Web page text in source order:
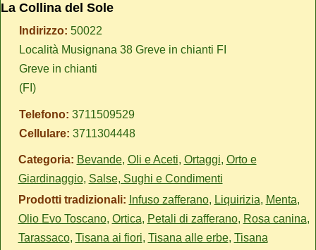
La Collina del Sole
Indirizzo: 50022
Località Musignana 38 Greve in chianti FI
Greve in chianti
(FI)
Telefono: 3711509529
Cellulare: 3711304448
Categoria: Bevande, Oli e Aceti, Ortaggi, Orto e
Giardinaggio, Salse, Sughi e Condimenti
Prodotti tradizionali: Infuso zafferano, Liquirizia, Menta,
Olio Evo Toscano, Ortica, Petali di zafferano, Rosa canina,
Tarassaco, Tisana ai fiori, Tisana alle erbe, Tisana